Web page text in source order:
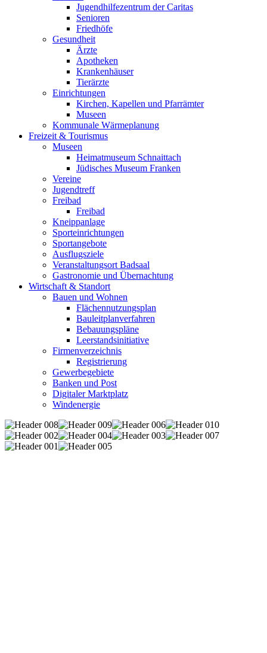
Jugendhilfezentrum der Caritas
Senioren
Friedhöfe
Gesundheit
Ärzte
Apotheken
Krankenhäuser
Tierärzte
Einrichtungen
Kirchen, Kapellen und Pfarrämter
Museen
Kommunale Wärmeplanung
Freizeit & Tourismus
Museen
Heimatmuseum Schnaittach
Jüdisches Museum Franken
Vereine
Jugendtreff
Freibad
Freibad
Kneippanlage
Sporteinrichtungen
Sportangebote
Ausflugsziele
Veranstaltungsort Badsaal
Gastronomie und Übernachtung
Wirtschaft & Standort
Bauen und Wohnen
Flächennutzungsplan
Bauleitplanverfahren
Bebauungspläne
Leerstandsinitiative
Firmenverzeichnis
Registrierung
Gewerbegebiete
Banken und Post
Digitaler Marktplatz
Windenergie